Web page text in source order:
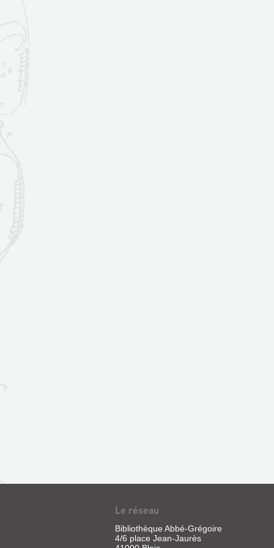
Le réseau
Bibliothèque Abbé-Grégoire
4/6 place Jean-Jaurès